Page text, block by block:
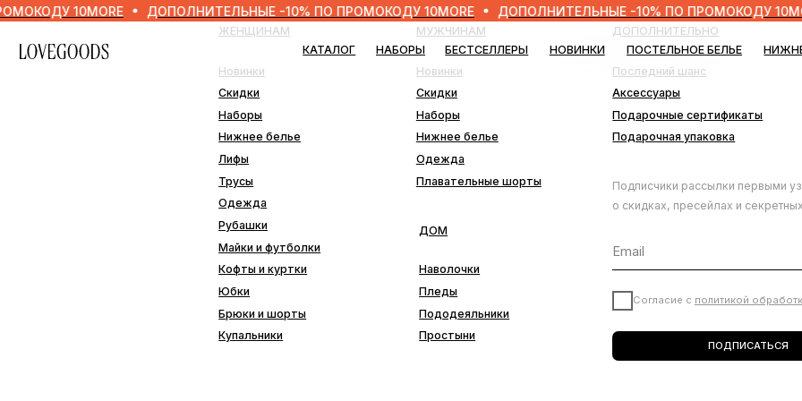
10MORE ДОПОЛНИТЕЛЬНЫЕ -10% ПО ПРОМОКОДУ 10MORE ДОПОЛНИТЕЛЬНЫЕ -10% ПО ПРОМОКОДУ 10MORE
БЕСТСЕЛЛЕРЫ НОВИНКИ ПОСТЕЛЬНОЕ БЕЛЬЕ НИЖНЕЕ БЕЛЬЕ
НАБОРЫ
КАТАЛОГ
ЖЕНЩИНАМ
Наволочки
Простыни
Наборы
Нижнее белье
Трусы
Рубашки
Одежда
Лифы
Плавательные шорты
Нижнее белье Подарочная упаковка
Подарочные сертификаты
МУЖЧИНАМ ДОПОЛНИТЕЛЬНО
Брюки и шорты
Купальники
Кофты и куртки
Майки и футболки
Согласие сполитикой обработки данных
ПОДПИСАТЬСЯ
о скидках, пресейлах и секретных дропах